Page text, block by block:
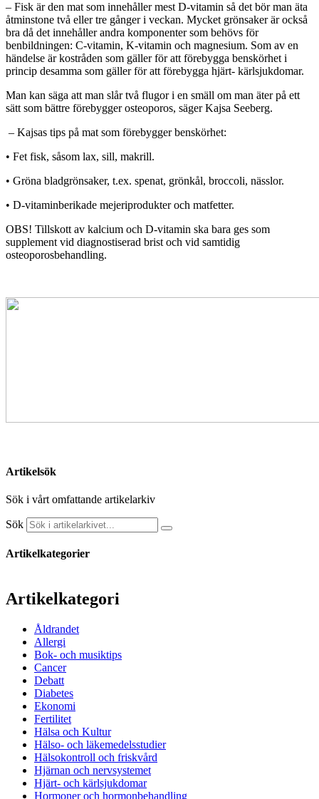
– Fisk är den mat som innehåller mest D-vitamin så det bör man äta
åtminstone två eller tre gånger i veckan. Mycket grönsaker är också
bra då det innehåller andra komponenter som behövs för
benbildningen: C-vitamin, K-vitamin och magnesium. Som av en
händelse är kostråden som gäller för att förebygga benskörhet i
princip desamma som gäller för att förebygga hjärt- kärlsjukdomar.
Man kan säga att man slår två flugor i en smäll om man äter på ett
sätt som bättre förebygger osteoporos, säger Kajsa Seeberg.
– Kajsas tips på mat som förebygger benskörhet:
• Fet fisk, såsom lax, sill, makrill.
• Gröna bladgrönsaker, t.ex. spenat, grönkål, broccoli, nässlor.
• D-vitaminberikade mejeriprodukter och matfetter.
OBS! Tillskott av kalcium och D-vitamin ska bara ges som
supplement vid diagnostiserad brist och vid samtidig
osteoporosbehandling.
Artikelsök
Sök i vårt omfattande artikelarkiv
Sök
Artikelkategorier
Artikelkategori
Åldrandet
Allergi
Bok- och musiktips
Cancer
Debatt
Diabetes
Ekonomi
Fertilitet
Hälsa och Kultur
Hälso- och läkemedelsstudier
Hälsokontroll och friskvård
Hjärnan och nervsystemet
Hjärt- och kärlsjukdomar
Hormoner och hormonbehandling